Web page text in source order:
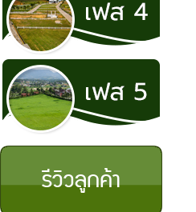
รีวิวลูกค้า